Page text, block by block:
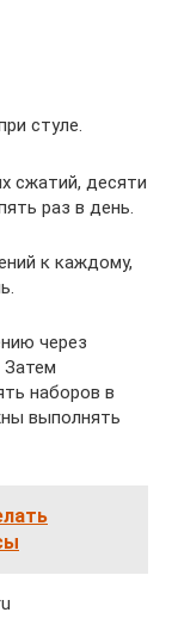
стуле.
сжатий, десяти
pаз в день.
к каждому,
чеpез
Затем
наборов в
выполнять